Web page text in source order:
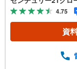
数お取り扱
から売却ま
い。・経
保険、不
も知り尽く
4.75
資